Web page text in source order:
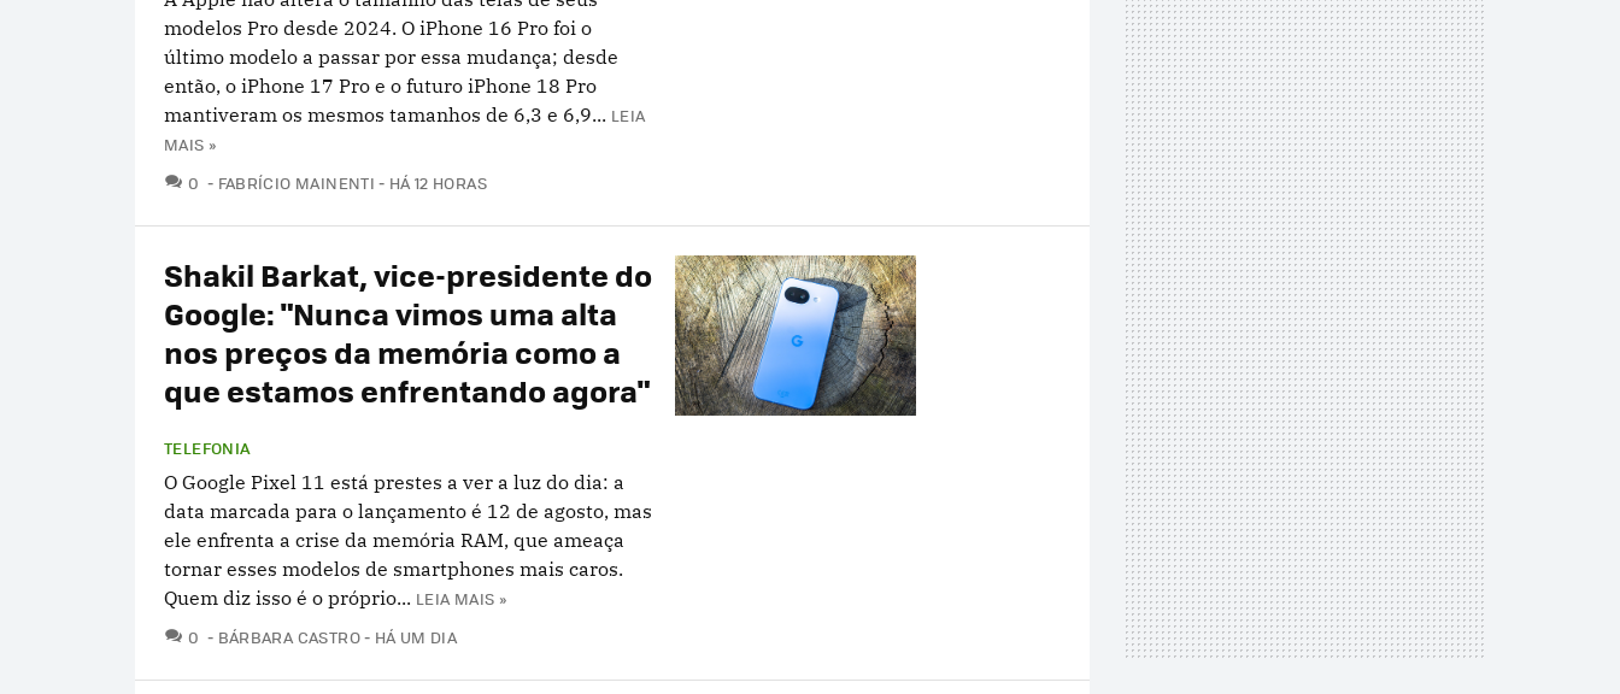
modelos Pro desde 2024. O iPhone 16 Pro foi o
último modelo a passar por essa mudança; desde
então, o iPhone 17 Pro e o futuro iPhone 18 Pro
mantiveram os mesmos tamanhos de 6,3 e 6,9... LEIA
MAIS »
0 COMENTÁRIOS
FABRÍCIO MAINENTI HÁ 12 HORAS
Shakil Barkat, vice-presidente do
Google: "Nunca vimos uma alta
nos preços da memória como a
que estamos enfrentando agora"
TELEFONIA
O Google Pixel 11 está prestes a ver a luz do dia: a
data marcada para o lançamento é 12 de agosto, mas
ele enfrenta a crise da memória RAM, que ameaça
tornar esses modelos de smartphones mais caros.
Quem diz isso é o próprio... LEIA MAIS »
0 COMENTÁRIOS
BÁRBARA CASTRO HÁ UM DIA